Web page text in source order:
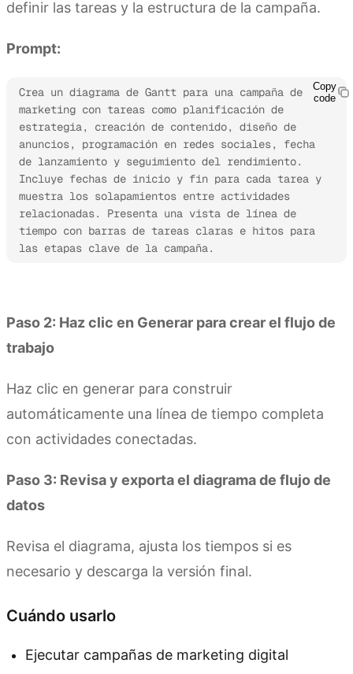
definir las tareas y la estructura de la campaña.
Prompt:
Crea un diagrama de Gantt para una campaña de
marketing con tareas como planificación de
estrategia, creación de contenido, diseño de
anuncios, programación en redes sociales, fecha
de lanzamiento y seguimiento del rendimiento.
Incluye fechas de inicio y fin para cada tarea y
muestra los solapamientos entre actividades
relacionadas. Presenta una vista de línea de
tiempo con barras de tareas claras e hitos para
las etapas clave de la campaña.
Copy
code
Paso 2: Haz clic en Generar para crear el flujo de
trabajo
Haz clic en generar para construir
automáticamente una línea de tiempo completa
con actividades conectadas.
Paso 3: Revisa y exporta el diagrama de flujo de
datos
Revisa el diagrama, ajusta los tiempos si es
necesario y descarga la versión final.
Cuándo usarlo
Ejecutar campañas de marketing digital